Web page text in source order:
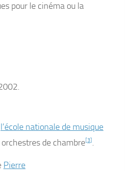
pour le cinéma ou la
l’école nationale de musique
de chambre[3] .
Pierre